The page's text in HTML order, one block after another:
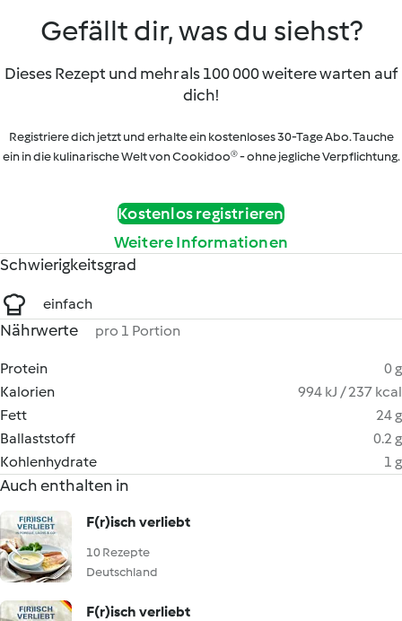
Gefällt dir, was du siehst?
Dieses Rezept und mehr als 100 000 weitere warten auf
dich!
Registriere dich jetzt und erhalte ein kostenloses 30-Tage Abo. Tauche
ein in die kulinarische Welt von Cookidoo® - ohne jegliche Verpflichtung.
Kostenlos registrieren
Weitere Informationen
Schwierigkeitsgrad
einfach
Nährwerte pro 1 Portion
Protein
0 g
Kalorien
994 kJ / 237 kcal
Fett
24 g
Ballaststoff
0.2 g
Kohlenhydrate
1 g
Auch enthalten in
F(r)isch verliebt
10 Rezepte
Deutschland
F(r)isch verliebt